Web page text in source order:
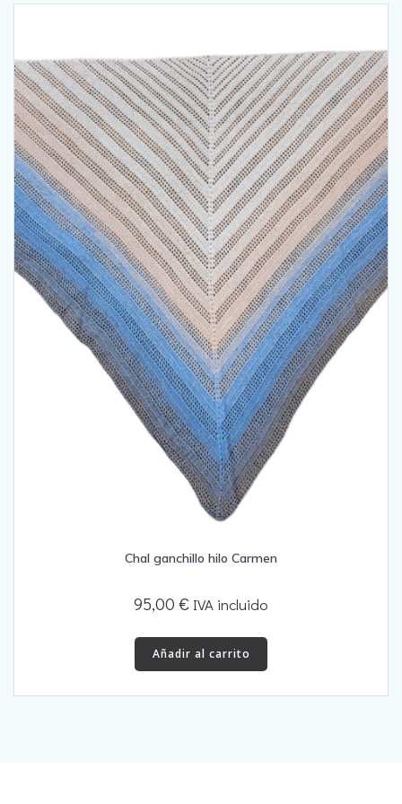
Chal ganchillo hilo Carmen
95,00 € IVA incluido
Añadir al carrito